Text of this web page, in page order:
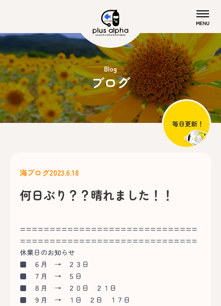
Blog
ブログ
海ブログ2023.6.18
何日ぶり？？晴れました！！
==============================
==============================
休業日のお知らせ
■ ６月 → ２３日
■ ７月 → ５日
■ ８月 → ２０日 ２１日
■ ９月 → １日 ２日 １７日